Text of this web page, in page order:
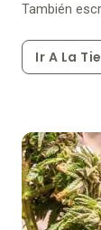
También
Ir A La